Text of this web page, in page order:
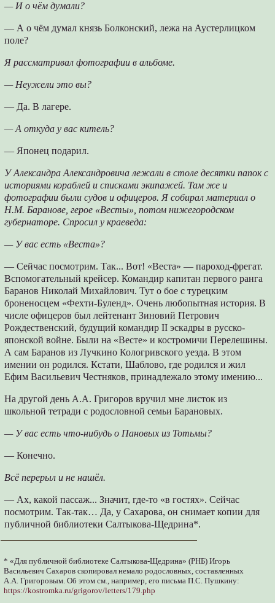
— И о чём думали?
— А о чём думал князь Болконский, лежа на Аустерлицком
поле?
Я рассматривал фотографии в альбоме.
— Неужели это вы?
— Да. В лагере.
— А откуда у вас китель?
— Японец подарил.
У Александра Александровича лежали в столе десятки папок с
историями кораблей и списками экипажей. Там же и
фотографии были судов и офицеров. Я собирал материал о
Н.М. Баранове, герое «Весты», потом нижегородском
губернаторе. Спросил у краеведа:
— У вас есть «Веста»?
— Сейчас посмотрим. Так... Вот! «Веста» — пароход-фрегат.
Вспомогательный крейсер. Командир капитан первого ранга
Баранов Николай Михайлович. Тут о бое с турецким
броненосцем «Фехти-Буленд». Очень любопытная история. В
числе офицеров был лейтенант Зиновий Петрович
Рождественский, будущий командир II эскадры в русско-
японской войне. Были на «Весте» и костромичи Перелешины.
А сам Баранов из Лучкино Кологривского уезда. В этом
имении он родился. Кстати, Шаблово, где родился и жил
Ефим Васильевич Честняков, принадлежало этому имению...
На другой день А.А. Григоров вручил мне листок из
школьной тетради с родословной семьи Барановых.
— У вас есть что-нибудь о Пановых из Тотьмы?
— Конечно.
Всё перерыл и не нашёл.
— Ах, какой пассаж... Значит, где-то «в гостях». Сейчас
посмотрим. Так-так… Да, у Сахарова, он снимает копии для
публичной библиотеки Салтыкова-Щедрина*.
* «Для публичной библиотеке Салтыкова-Щедрина» (РНБ) Игорь
Васильевич Сахаров скопировал немало родословных, составленных
А.А. Григоровым. Об этом см., например, его письма П.С. Пушкину:
https://kostromka.ru/grigorov/letters/179.php